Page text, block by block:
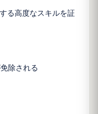
る高度なスキルを証
除される